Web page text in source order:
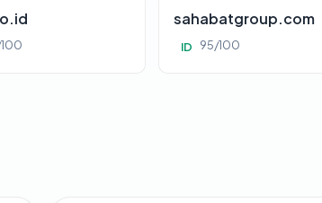
sahabatgroup.com
ID 95/100